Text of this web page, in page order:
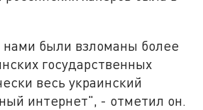
были взломаны более
государственных
весь украинский
интернет", - отметил он.